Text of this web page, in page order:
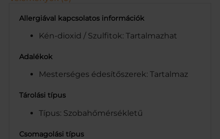
S
m
y
s
g
Allergiával kapcsolatos információk
Kén-dioxid / Szulfitok: Tartalmazhat
Adalékok
Mesterséges édesítőszerek: Tartalmaz
Tárolási típus
Típus: Szobahőmérsékletű
Csomagolási típus